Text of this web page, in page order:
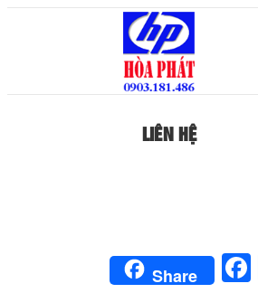
LIÊN HỆ
Share